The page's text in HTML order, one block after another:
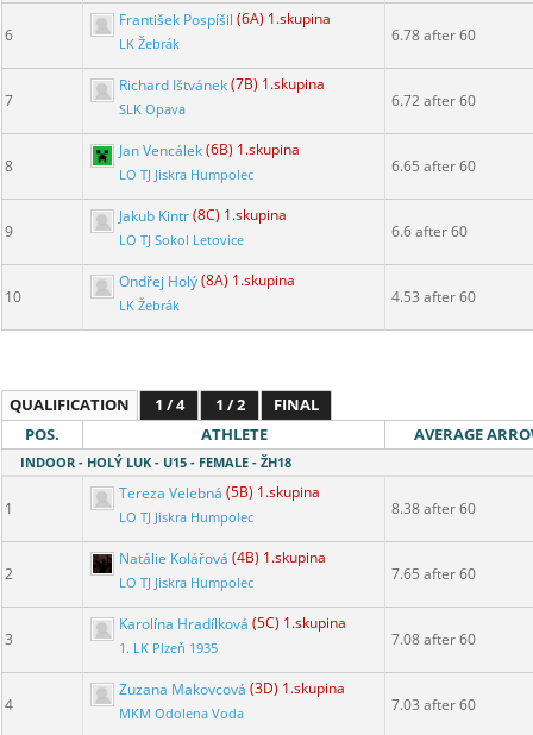
6
František Pospíšil (6A) 1.skupina
LK Žebrák 6.78 after 60
7
Richard Ištvánek(7B) 1.skupina
SLK Opava 6.72 after 60
8
Jan Vencálek(6B) 1.skupina
LO TJ Jiskra Humpolec 6.65 after 60
9
Jakub Kintr(8C) 1.skupina
LO TJ Sokol Letovice 6.6 after 60
10
Ondřej Holý(8A) 1.skupina
LK Žebrák 4.53 after 60
QUALIFICATION 1 / 4 1 / 2
FINAL
POS.
ATHLETE AVERAGE
INDOOR - HOLÝ LUK - U15 - FEMALE - ŽH18
1
Tereza Velebná (5B) 1.skupina
LO TJ Jiskra Humpolec 8.38 after 60
2
Natálie Kolářová (4B) 1.skupina
LO TJ Jiskra Humpolec 7.65 after 60
3
Karolína Hradílková (5C) 1.skupina
1. LK Plzeň 1935 7.08 after 60
4
Zuzana Makovcová (3D) 1.skupina
MKM Odolena Voda 7.03 after 60